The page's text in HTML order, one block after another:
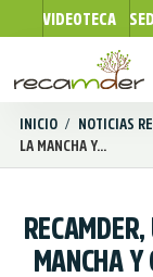
VIDEOTECA
INICIO / NOTICIAS
LA MANCHA Y...
MANCHA Y